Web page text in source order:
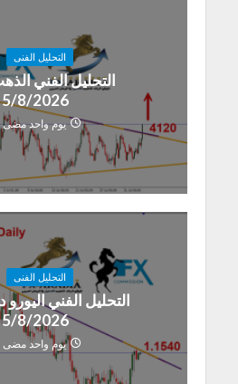
التحليل الفنى
التحليل الفني
5/8/2026
يوم واحد مضى
التحليل الفنى
التحليل الفني اليورو
5/8/2026
يوم واحد مضى